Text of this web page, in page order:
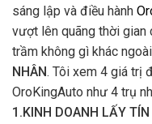
sáng lập và điều hành
vượt lên quãng thời gian
trầm không gì khác
NHÂN. Tôi xem 4 giá trị
OroKingAuto như 4 trụ
1.KINH DOANH LẤY